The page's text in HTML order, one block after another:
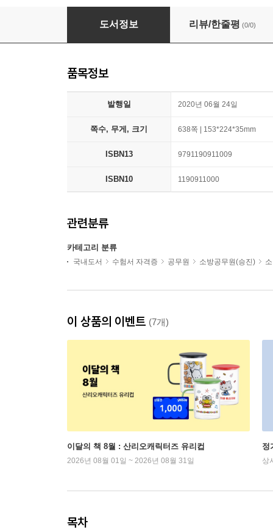
NEW 참 쉬운 이솔 소방영어 어휘
도서정보 리뷰/한줄평 (0/0)
품목정보
발행일 2020년 06월 24일
쪽수, 무게, 크기 638쪽 | 153*224*35mm
ISBN13 9791190911009
ISBN10 1190911000
관련분류
카테고리 분류
국내도서 수험서 자격증 공무원 소방공무원(승진)
이 상품의 이벤트 (7개)
이달의 책 8월 : 산리오캐릭터즈 유리컵
2026년 08월 01일 ~ 2026년 08월 31일
정
상
목차